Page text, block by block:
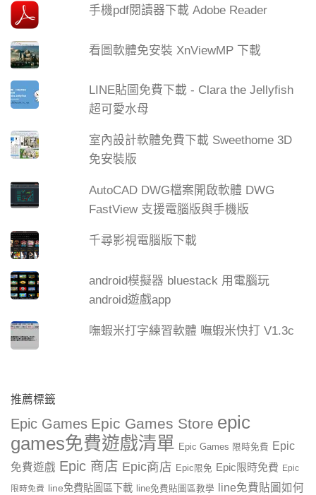
手機pdf閱讀器下載 Adobe Reader
看圖軟體免安裝 XnViewMP 下載
LINE貼圖免費下載 - Clara the Jellyfish
超可愛水母
室內設計軟體免費下載 Sweethome 3D
免安裝版
AutoCAD DWG檔案開啟軟體 DWG
FastView 支援電腦版與手機版
千尋影視電腦版下載
android模擬器 bluestack 用電腦玩
android遊戲app
嘸蝦米打字練習軟體 嘸蝦米快打 V1.3c
推薦標籤
Epic Games Epic Games Store epic
games免費遊戲清單 Epic Games 限時免費 Epic
免費遊戲 Epic 商店 Epic商店 Epic限免 Epic限時免費 Epic
限時免費 line免費貼圖區下載 line免費貼圖區教學
line免費貼圖如何